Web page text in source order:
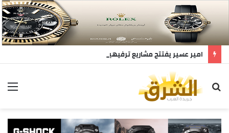
امير عسير يفتتح مشاريع ترفيهيه
بحث